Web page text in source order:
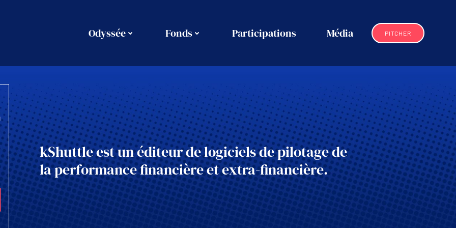
Odyssée Fonds Participations Média PITCHER
kShuttle est un éditeur de logiciels de pilotage de
la performance financière et extra-financière.